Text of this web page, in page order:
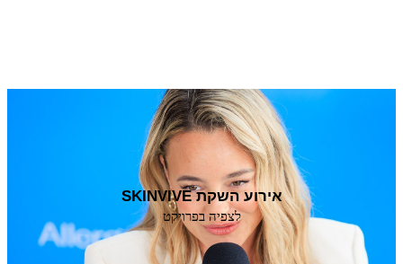
אירוע השקת SKINVIVE
לצפיה בפרויקט